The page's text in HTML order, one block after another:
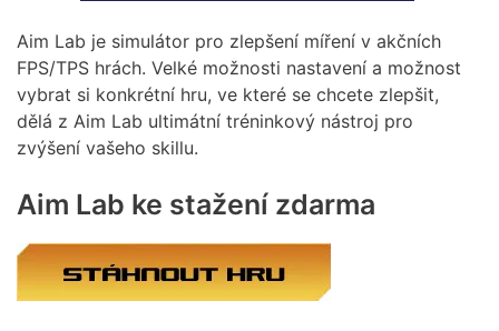
Aim Lab je simulátor pro zlepšení míření v akčních
FPS/TPS hrách. Velké možnosti nastavení a možnost
vybrat si konkrétní hru, ve které se chcete zlepšit,
dělá z Aim Lab ultimátní tréninkový nástroj pro
zvýšení vašeho skillu.
Aim Lab ke stažení zdarma